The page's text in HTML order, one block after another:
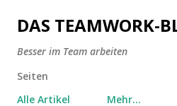
Direkt zum
DAS TEAMWORK-
Besser im Team arbeiten
Seiten
Alle Artikel
Mehr…